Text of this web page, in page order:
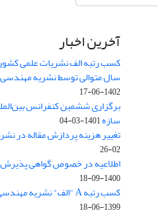
آخرین اخبار
کسب رتبه الف نشریات علمی
سال متوالی توسط نشریه
1402-06-17
برگزاری ششمین کنفرانس
سازه1401-03-04
تغییر هزینه پردازش مقاله در
02-26
اطلاعیه در خصوص گواهی پذیرش
1400-09-18
کسب رتبه A "الف" نشریه مهندسی سازه و ساخت
1399-06-18